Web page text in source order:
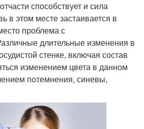
способствует и сила
в этом месте застаивается в
проблема с
длительные изменения в
стенке, включая состав
изменением цвета в данном
потемнения, синевы,